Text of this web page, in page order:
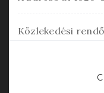
Közlekedési